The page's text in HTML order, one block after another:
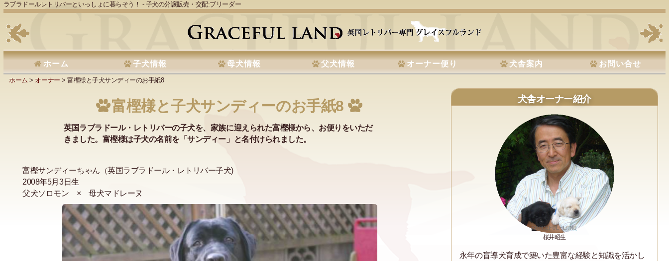
ラブラドールレトリバーといっしょに暮らそう！ - 子犬の分譲販売・交配:ブリーダー
ホーム 子犬情報 母犬情報 父犬情報 オーナー便り 犬舎案内 お問い合せ
ホーム > オーナー > 富樫様と子犬サンディーのお手紙8
富樫様と子犬サンディーのお手紙8
英国ラブラドール・レトリバーの子犬を、家族に迎えられた富樫様から、お便りをいただ
きました。富樫様は子犬の名前を「サンディー」と名付けられました。
富樫サンディーちゃん（英国ラブラドール・レトリバー子犬)
2008年5月3日生
父犬ソロモン × 母犬マドレーヌ
犬舎オーナー紹介
桜井昭生
永年の盲導犬育成で築いた豊富な経験と知識を活かし